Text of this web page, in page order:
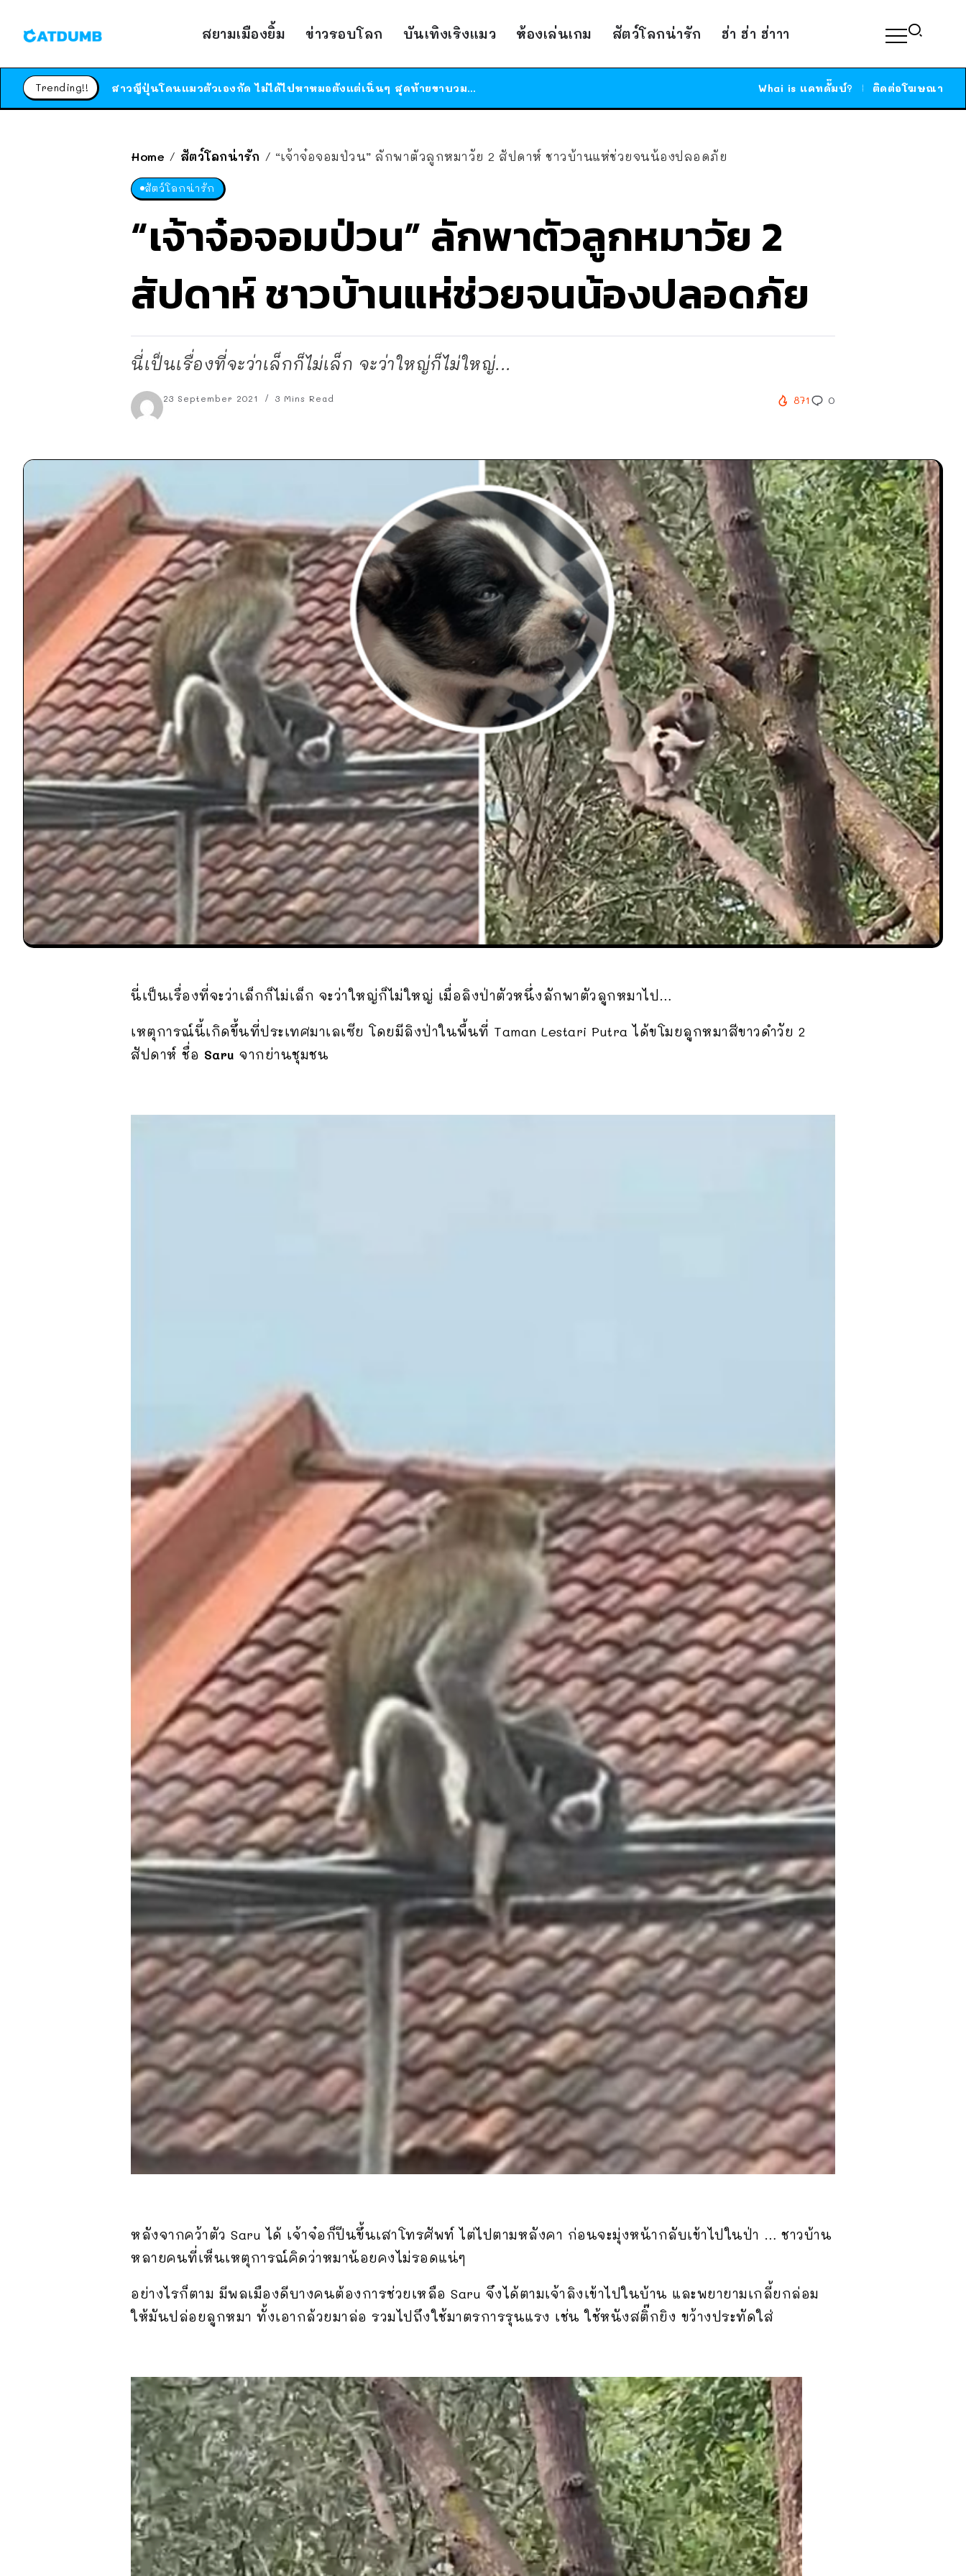
สยามเมืองยิ้ม ข่าวรอบโลก บันเทิงเริงแมว ห้องเล่นเกม สัตว์โลกน่ารัก ฮ่า ฮ่า ฮ่าาา
Trending!!
ร้านอาหารในนิวยอร์กประกาศปิดตัวลง หลังอยู่มานานกว่า 45 ปี ติดป้ายขอบคุณลูกค้าทุกคน แถมสูตรทำไวท์ซอสให้แบบจัดเต็ม
ได้เวลาเด็กหนวดรวมตัว RF Online Next เปิดให้เล่นแล้ว เกม Sci-Fi MMORPG ระดับตำนาน เล่นได้ทั้งมือถือและ PC
สาวญี่ปุ่นโดนแมวตัวเองกัด ไม่ได้ไปหาหมอตั้งแต่เนิ่นๆ สุดท้ายขาบวม กลายเป็นโรคเนื้อเน่า เตือนทาสแมวทั้งหลายให้ระวัง
Whai is แคทดั๊มบ์? ติดต่อโฆษณา
Home / สัตว์โลกน่ารัก / “เจ้าจ๋อจอมป่วน” ลักพาตัวลูกหมาวัย 2 สัปดาห์ ชาวบ้านแห่ช่วยจนน้องปลอดภัย
สัตว์โลกน่ารัก
“เจ้าจ๋อจอมป่วน” ลักพาตัวลูกหมาวัย 2
สัปดาห์ ชาวบ้านแห่ช่วยจนน้องปลอดภัย
นี่เป็นเรื่องที่จะว่าเล็กก็ไม่เล็ก จะว่าใหญ่ก็ไม่ใหญ่...
23 September 2021 3 Mins Read 871 0
นี่เป็นเรื่องที่จะว่าเล็กก็ไม่เล็ก จะว่าใหญ่ก็ไม่ใหญ่ เมื่อลิงป่าตัวหนึ่งลักพาตัวลูกหมาไป…
เหตุการณ์นี้เกิดขึ้นที่ประเทศมาเลเซีย โดยมีลิงป่าในพื้นที่ Taman Lestari Putra ได้ขโมยลูกหมาสีขาวดำวัย 2
สัปดาห์ ชื่อ Saru จากย่านชุมชน
หลังจากคว้าตัว Saru ได้ เจ้าจ๋อก็ปีนขึ้นเสาโทรศัพท์ ไต่ไปตามหลังคา ก่อนจะมุ่งหน้ากลับเข้าไปในป่า … ชาวบ้าน
หลายคนที่เห็นเหตุการณ์คิดว่าหมาน้อยคงไม่รอดแน่ๆ
อย่างไรก็ตาม มีพลเมืองดีบางคนต้องการช่วยเหลือ Saru จึงได้ตามเจ้าลิงเข้าไปในบ้าน และพยายามเกลี้ยกล่อม
ให้มันปล่อยลูกหมา ทั้งเอากล้วยมาล่อ รวมไปถึงใช้มาตรการรุนแรง เช่น ใช้หนังสติ๊กยิง ขว้างประทัดใส่